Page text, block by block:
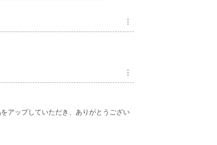
︙
︙
アップしていただき、ありがとうござい